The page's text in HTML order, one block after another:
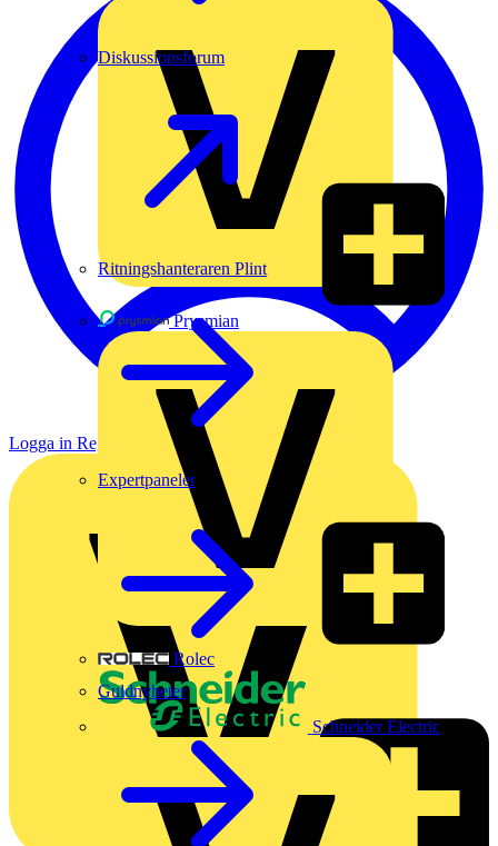
Prysmian
Rolec
Schneider Electric
Diskussionsforum
Ritningshanteraren Plint
Expertpaneler
Guldnyheter
Logga in Registrera dig